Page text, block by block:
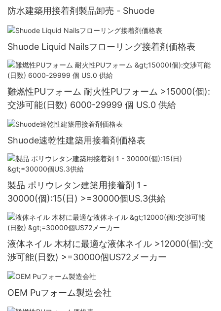
防水建築用接着剤製品卸売 - Shuode
Shuode Liquid Nailsフローリング接着剤価格表
難燃性PUフォーム 耐火性PUフォーム >15000(個):
交渉可能(日数) 6000-29999 個 US.0 供給
Shuode速乾性建築用接着剤価格表
製品 ポリウレタン建築用接着剤 1 -
30000(個):15(日) >=30000個US.3供給
液体ネイル 木材に最適な液体ネイル >12000(個):交
渉可能(日数) >=30000個US72メーカー
OEM Puフォーム製造会社